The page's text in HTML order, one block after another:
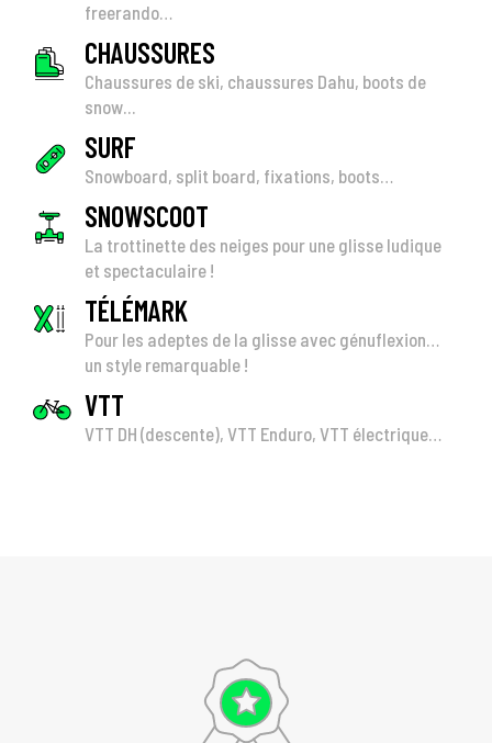
freerando…
CHAUSSURES
Chaussures de ski, chaussures Dahu, boots de
snow...
SURF
Snowboard, split board, fixations, boots…
SNOWSCOOT
La trottinette des neiges pour une glisse ludique
et spectaculaire !
TÉLÉMARK
Pour les adeptes de la glisse avec génuflexion…
un style remarquable !
VTT
VTT DH (descente), VTT Enduro, VTT électrique…